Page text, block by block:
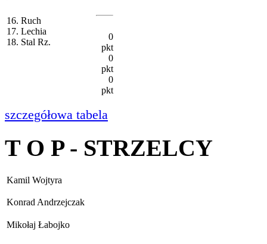
16. Ruch
17. Lechia
18. Stal Rz.
0
pkt
0
pkt
0
pkt
szczegółowa tabela
T O P - STRZELCY
Kamil Wojtyra
Konrad Andrzejczak
Mikołaj Łabojko